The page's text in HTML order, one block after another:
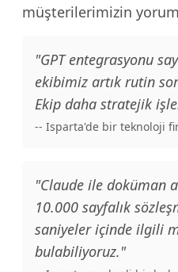
müşterilerimizin
"GPT entegrasyonu
ekibimiz artık rutin
Ekip daha stratejik
-- Isparta'de bir teknoloji
"Claude ile doküman
10.000 sayfalık
saniyeler içinde ilgili
bulabiliyoruz."